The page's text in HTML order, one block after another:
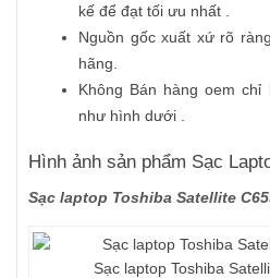
kế để đạt tối ưu nhất .
Nguồn gốc xuất xứ rõ
hãng.
Không Bán hàng oem
như hình dưới .
Hình ảnh sản phẩm Sạc
Sạc laptop Toshiba Satellite
Sạc laptop Toshiba